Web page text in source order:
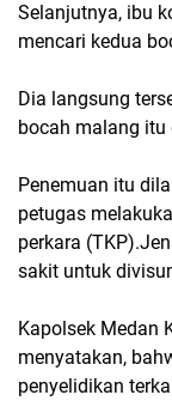
Selanjutnya, ibu
mencari kedua
Dia langsung
bocah malang
Penemuan itu
petugas
perkara
sakit untuk
Kapolsek Medan
menyatakan,
penyelidikan